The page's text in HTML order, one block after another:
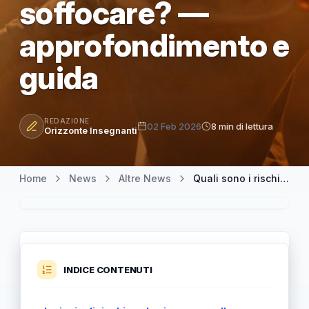
soffocare? —
approfondimento e
guida
REDAZIONE
Orizzonte Insegnanti 02 Feb 2026 8 min di lettura
Home News Altre News Quali sono i rischi per la sicurezza a scuola? Come tutelare senza soffocare? — approfondimento e guida
INDICE CONTENUTI